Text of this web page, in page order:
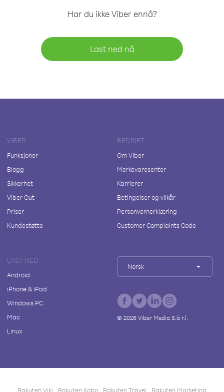
Har du ikke Viber ennå?
Last ned nå
VIBER
Funksjoner
Blogg
Sikkerhet
Viber Out
Priser
Kundestøtte
BEDRIFT
Om Viber
Merkevaresenter
Karrierer
Betingelser og vilkår
Personvernerklæring
Customer Complaints Code
LAST NED
Android
iPhone & iPad
Windows PC
Mac
Linux
Norsk
© 2026Viber Media S.à r.l.
Rakuten Viki Rakuten Kobo Rakuten Travel Rakuten Marketing